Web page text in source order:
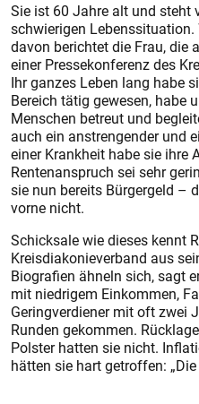
Sie ist 60 Jahre alt und steht
schwierigen
davon berichtet die Frau, die
einer Pressekonferenz des
Ihr ganzes Leben lang habe
Bereich tätig gewesen, habe
Menschen betreut und
auch ein anstrengender und
einer Krankheit habe sie ihre
Rentenanspruch sei sehr
sie nun bereits Bürgergeld –
vorne nicht.
Schicksale wie dieses kennt
Kreisdiakonieverband aus
Biografien ähneln sich, sagt
mit niedrigem Einkommen,
Geringverdiener mit oft zwei
Runden gekommen.
Polster hatten sie nicht.
hätten sie hart getroffen: